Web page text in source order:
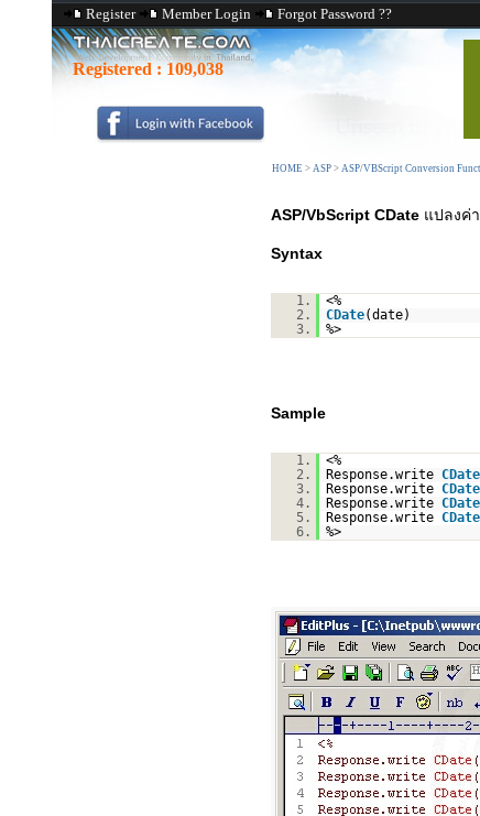
Register Member Login Forgot Password ??
Registered : 109,038
HOME > ASP > ASP/VBScript Conversion
ASP/VbScript CDate แปลงค่
Syntax
1.
<%
2.
CDate(date)
3.
%>
Sample
1.
<%
2.
Response.write CDate
3.
Response.write CDate
4.
Response.write CDate
5.
Response.write CDate
6.
%>